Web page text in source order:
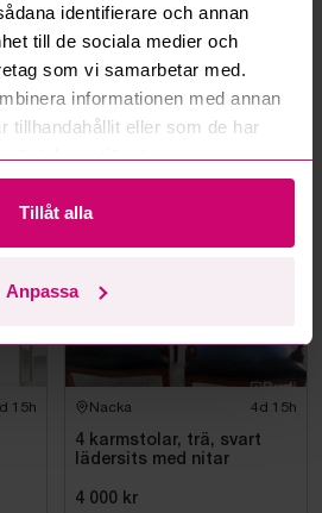
identifierare och annan
till de sociala medier och
som vi samarbetar med.
informationen med annan
tillhandahållit eller som de har
deras tjänster.
Tillåt alla
Anpassa
objekt?
frågor och svar
15h Nacka 4d 15h
4 karmstolar, trä, svart
lädersits med nitar
4 000 kr